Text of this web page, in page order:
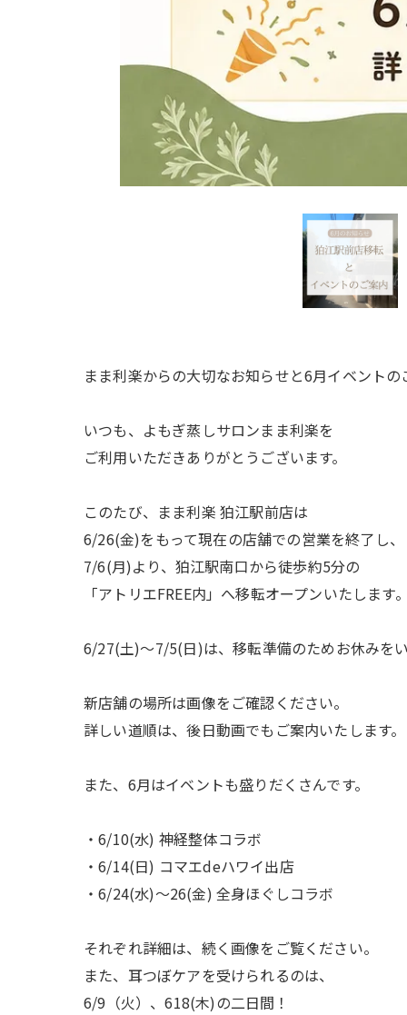
まま利楽からの大切なお知らせと6月イベントの
いつも、よもぎ蒸しサロンまま利楽を
ご利用いただきありがとうございます。
このたび、まま利楽 狛江駅前店は
6/26(金)をもって現在の店舗での営業を終了し、
7/6(月)より、狛江駅南口から徒歩約5分の
「アトリエFREE内」へ移転オープンいたします
6/27(土)〜7/5(日)は、移転準備のためお休みを
新店舗の場所は画像をご確認ください。
詳しい道順は、後日動画でもご案内いたします。
また、6月はイベントも盛りだくさんです。
・6/10(水) 神経整体コラボ
・6/14(日) コマエdeハワイ出店
・6/24(水)〜26(金) 全身ほぐしコラボ
それぞれ詳細は、続く画像をご覧ください。
また、耳つぼケアを受けられるのは、
6/9（火）、618(木)の二日間！